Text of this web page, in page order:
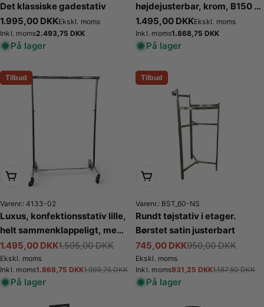
Det klassiske gadestativ
Normalpris
1.995,00 DKKEkskl. moms
Inkl. momsNormalpris
2.493,75 DKK
På lager
højdejusterbar, krom, B150 x
H122-170 cm
Normalpris
1.495,00 DKKEkskl. moms
Inkl. momsNormalpris
1.868,75 DKK
På lager
Tilbud
Læg i kurv
Varenr.: 4133-02
Luxus, konfektionsstativ lille,
helt sammenklappeligt, med
gummihjul, justerbar, krom,
B100-161 x H121-191 cm
Tilbudspris
1.495,00 DKK
Normalpris 1.595,00 DKK
Ekskl. moms
Inkl. momsTilbudspris
1.868,75 DKK
Normalpris1.993,75 DKK
På lager
Tilbud
Læg i kurv
Varenr.: BST_60-NS
Rundt tøjstativ i etager.
Børstet satin justerbart
Tilbudspris
745,00 DKK
Normalpris 950,00 DKK
Ekskl. moms
Inkl. momsTilbudspris
931,25 DKK
Normalpris1.187,50 DKK
På lager